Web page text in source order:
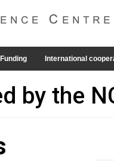
Funding International
by the